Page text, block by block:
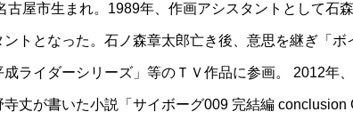
古屋市生まれ。1989年、作画アシスタントとして石
ントとなった。石ノ森章太郎亡き後、意思を継ぎ「ボ
成ライダーシリーズ」等のＴＶ作品に参画。 2012年
丈が書いた小説「サイボーグ009 完結編 conclusion